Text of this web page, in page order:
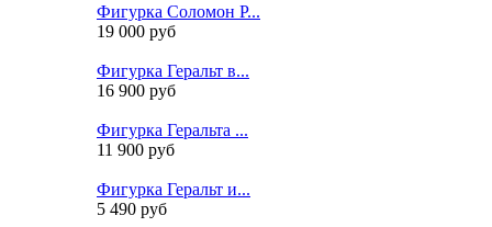
Фигурка Соломон Р...
19 000 руб
Фигурка Геральт в...
16 900 руб
Фигурка Геральта ...
11 900 руб
Фигурка Геральт и...
5 490 руб